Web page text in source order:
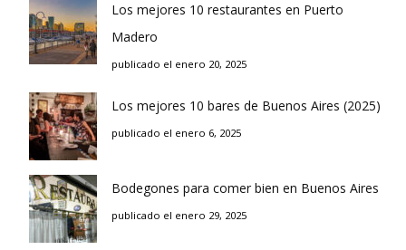
Los mejores 10 restaurantes en Puerto
Madero
publicado el enero 20, 2025
Los mejores 10 bares de Buenos Aires (2025)
publicado el enero 6, 2025
Bodegones para comer bien en Buenos Aires
publicado el enero 29, 2025